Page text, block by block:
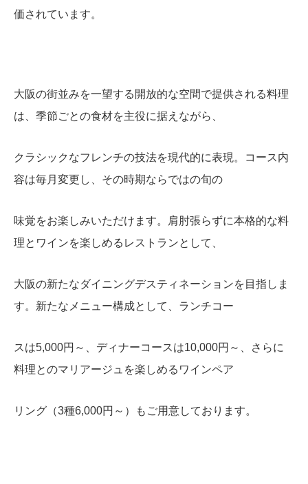
価されています。
大阪の街並みを一望する開放的な空間で提供される料理
は、季節ごとの食材を主役に据えながら、
クラシックなフレンチの技法を現代的に表現。コース内
容は毎月変更し、その時期ならではの旬の
味覚をお楽しみいただけます。肩肘張らずに本格的な料
理とワインを楽しめるレストランとして、
大阪の新たなダイニングデスティネーションを目指しま
す。新たなメニュー構成として、ランチコー
スは5,000円～、ディナーコースは10,000円～、さらに
料理とのマリアージュを楽しめるワインペア
リング（3種6,000円～）もご用意しております。